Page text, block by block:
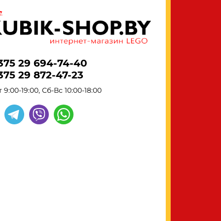
29 694-74-40
29 872-47-23
19:00, Сб-Вс 10:00-18:00